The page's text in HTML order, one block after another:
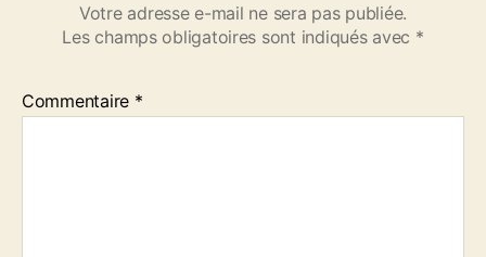
Votre adresse e-mail ne sera pas publiée.
Les champs obligatoires sont indiqués avec *
Commentaire *